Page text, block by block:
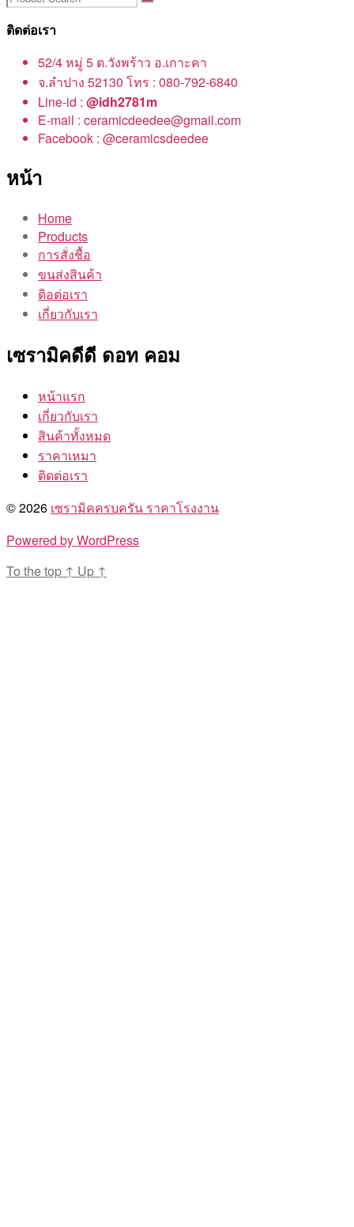
ติดต่อเรา
52/4 หมู่ 5 ต.วังพร้าว อ.เกาะคา
จ.ลำปาง 52130 โทร : 080-792-6840
Line-id : @idh2781m
E-mail : ceramicdeedee@gmail.com
Facebook : @ceramicsdeedee
หน้า
Home
Products
การสั่งชื้อ
ขนส่งสินค้า
ติอต่อเรา
เกี่ยวกับเรา
เซรามิคดีดี ดอท คอม
หน้าแรก
เกี่ยวกับเรา
สินค้าทั้งหมด
ราคาเหมา
ติดต่อเรา
© 2026 เซรามิคครบครัน ราคาโรงงาน
Powered by WordPress
To the top ↑ Up ↑